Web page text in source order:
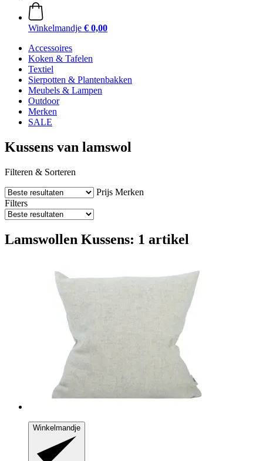
Winkelmandje € 0,00
Accessoires
Koken & Tafelen
Textiel
Sierpotten & Plantenbakken
Meubels & Lampen
Outdoor
Merken
SALE
Kussens van lamswol
Filteren & Sorteren
Prijs Merken
Filters
Lamswollen Kussens: 1 artikel
Winkelmandje